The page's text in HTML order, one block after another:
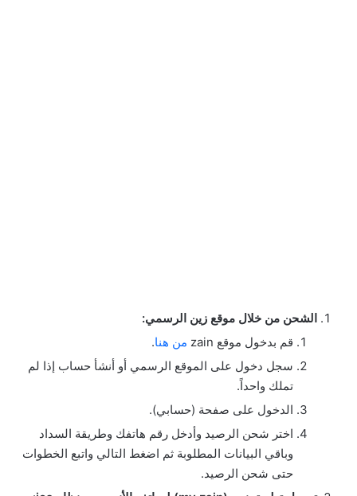
الشحن من خلال موقع زين الرسمي:
قم بدخول موقع zain
من هنا.
سجل دخول على الموقع الرسمي أو أنشأ حساب إذا لم
تملك واحداً.
الدخول على صفحة (حسابي).
اختر شحن الرصيد وأدخل رقم هاتفك وطريقة السداد
وباقي البيانات المطلوبة ثم اضغط التالي واتبع الخطوات
حتى شحن الرصيد.